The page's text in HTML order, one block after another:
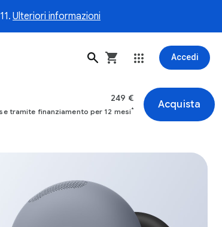
Ulteriori informazioni
Accedi
249 €
tramite finanziamento per 12 mesi* Acquista